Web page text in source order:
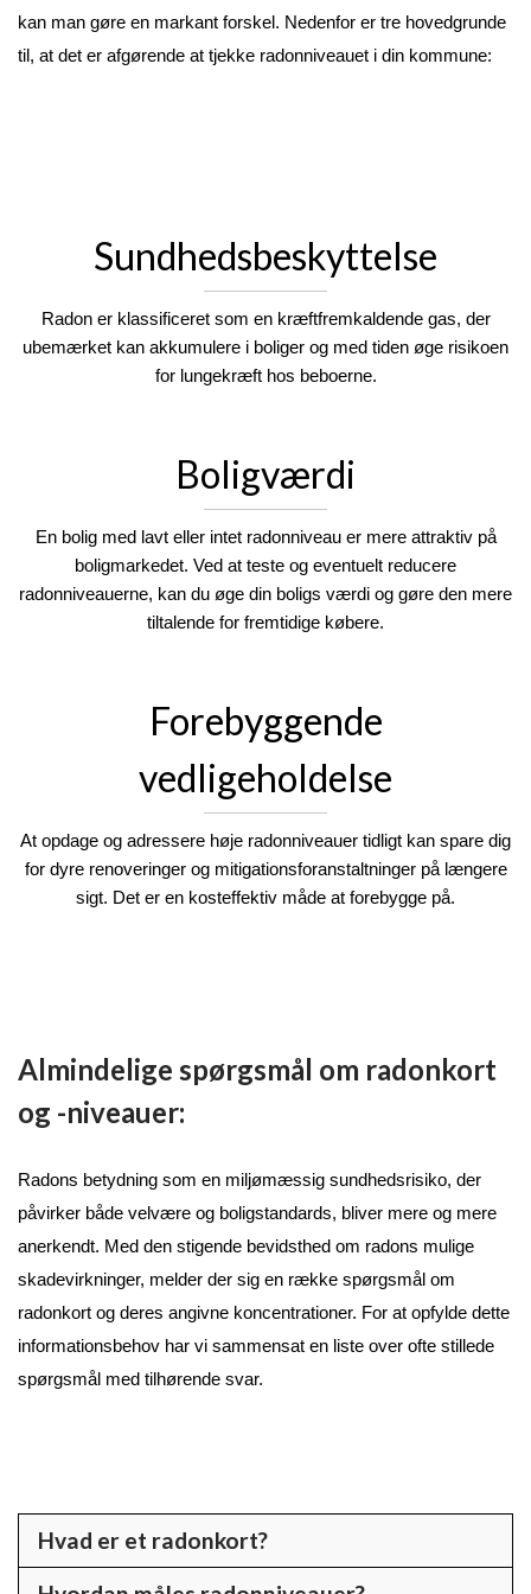
kan man gøre en markant forskel. Nedenfor er tre hovedgrunde
til, at det er afgørende at tjekke radonniveauet i din kommune:
Sundhedsbeskyttelse
Radon er klassificeret som en kræftfremkaldende gas, der
ubemærket kan akkumulere i boliger og med tiden øge risikoen
for lungekræft hos beboerne.
Boligværdi
En bolig med lavt eller intet radonniveau er mere attraktiv på
boligmarkedet. Ved at teste og eventuelt reducere
radonniveauerne, kan du øge din boligs værdi og gøre den mere
tiltalende for fremtidige købere.
Forebyggende
vedligeholdelse
At opdage og adressere høje radonniveauer tidligt kan spare dig
for dyre renoveringer og mitigationsforanstaltninger på længere
sigt. Det er en kosteffektiv måde at forebygge på.
Almindelige spørgsmål om radonkort
og -niveauer:
Radons betydning som en miljømæssig sundhedsrisiko, der
påvirker både velvære og boligstandards, bliver mere og mere
anerkendt. Med den stigende bevidsthed om radons mulige
skadevirkninger, melder der sig en række spørgsmål om
radonkort og deres angivne koncentrationer. For at opfylde dette
informationsbehov har vi sammensat en liste over ofte stillede
spørgsmål med tilhørende svar.
Hvad er et radonkort?
Et radonkort er et geografisk kort, der viser